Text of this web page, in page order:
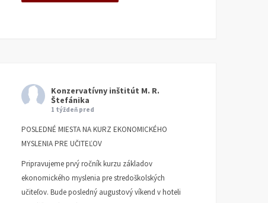
Konzervatívny inštitút M. R.
Štefánika
1 týždeň pred
POSLEDNÉ MIESTA NA KURZ EKONOMICKÉHO
MYSLENIA PRE UČITEĽOV
Pripravujeme prvý ročník kurzu základov
ekonomického myslenia pre stredoškolských
učiteľov. Bude posledný augustový víkend v hoteli